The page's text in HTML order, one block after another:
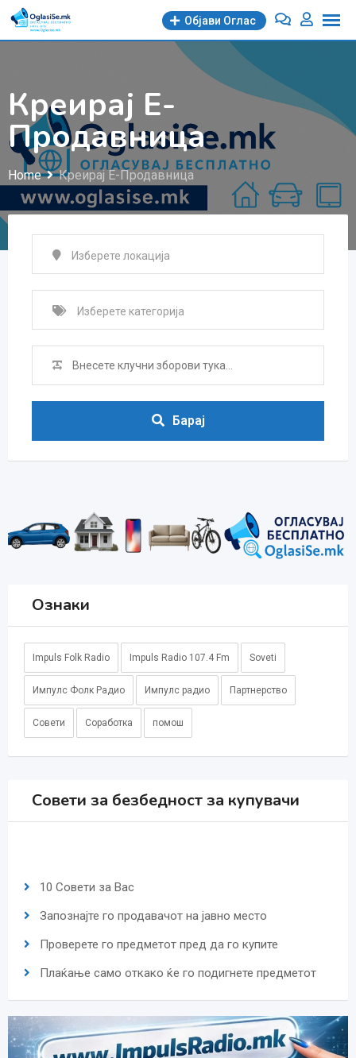
Објави Oглас
Креирај Е-
Продавница
Home Креирај Е-Продавница
Барај
Ознаки
Impuls Folk Radio Impuls Radio 107.4 Fm Soveti
Импулс Фолк Радио Импулс радио Партнерство
Совети Соработка помош
Совети за безбедност за купувачи
10 Совети за Вас
Запознајте го продавачот на јавно место
Проверете го предметот пред да го купите
Плаќање само откако ќе го подигнете предметот